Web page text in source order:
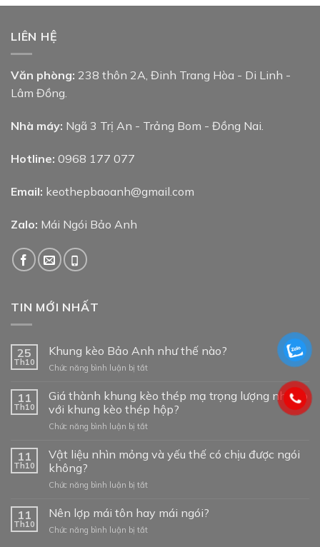
LIÊN HỆ
Văn phòng: 238 thôn 2A, Đinh Trang Hòa - Di Linh -
Lâm Đồng.
Nhà máy: Ngã 3 Trị An - Trảng Bom - Đồng Nai.
Hotline: 0968 177 077
Email: keothepbaoanh@gmail.com
Zalo: Mái Ngói Bảo Anh
TIN MỚI NHẤT
25
Th10
Khung kèo Bảo Anh như thế nào?
Chức năng bình luận bị tắtở
kèo
Bảo
Anh
như
nào?
11
Th10
Giá thành khung kèo thép mạ trọng lượng nhẹ so
với khung kèo thép hộp?
Chức năng bình luận bị tắtở
thành
khung
thép
trọng
lượng
nhẹ
11
Th10
Vật liệu nhìn mỏng và yếu thế có chịu được ngói
không?
Chức năng bình luận bị tắtở
nhìn
mỏng
11
Th10
Nên lợp mái tôn hay mái ngói?
Chức năng bình luận bị tắtở